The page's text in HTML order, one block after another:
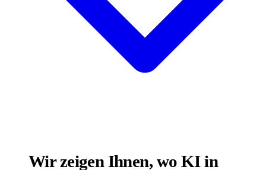
Wir zeigen Ihnen, wo KI in